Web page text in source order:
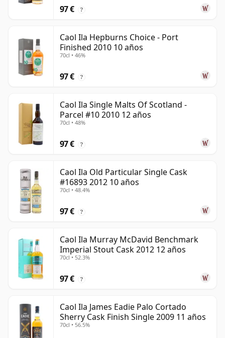
97 € ?
Caol Ila Hepburns Choice - Port
Finished 2010 10 años
70cl • 46%
97 € ?
Caol Ila Single Malts Of Scotland -
Parcel #10 2010 12 años
70cl • 48%
97 € ?
Caol Ila Old Particular Single Cask
#16893 2012 10 años
70cl • 48.4%
97 € ?
Caol Ila Murray McDavid Benchmark
Imperial Stout Cask 2012 12 años
70cl • 52.3%
97 € ?
Caol Ila James Eadie Palo Cortado
Sherry Cask Finish Single 2009 11 años
70cl • 56.5%